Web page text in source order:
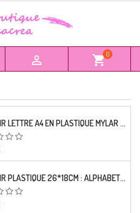
 shopping_cart0
POCHOIR LETTRE A4 EN PLASTIQUE MYLAR ALPHABET RUSSIAN 33 MM
POCHOIR PLASTIQUE 26*18CM : ALPHABET (04)